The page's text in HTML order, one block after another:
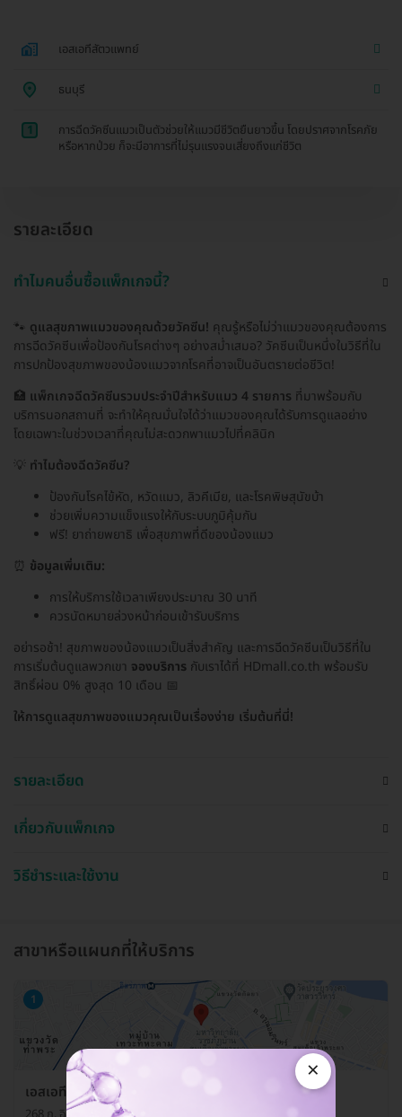
เอสเอทีสัตวแพทย์
ธนบุรี
1
การฉีดวัคซีนแมวเป็นตัวช่วยให้แมวมีชีวิตยืนยาวขึ้น โดยปราศจากโรคภัย
หรือหากป่วย ก็จะมีอาการที่ไม่รุนแรงจนเสี่ยงถึงแก่ชีวิต
รายละเอียด
ทำไมคนอื่นซื้อแพ็กเกจนี้?
🐾 ดูแลสุขภาพแมวของคุณด้วยวัคซีน! คุณรู้หรือไม่ว่าแมวของคุณต้องการ
การฉีดวัคซีนเพื่อป้องกันโรคต่างๆ อย่างสม่ำเสมอ? วัคซีนเป็นหนึ่งในวิธีที่ใน
การปกป้องสุขภาพของน้องแมวจากโรคที่อาจเป็นอันตรายต่อชีวิต!
🏥 แพ็กเกจฉีดวัคซีนรวมประจำปีสำหรับแมว 4 รายการ ที่มาพร้อมกับ
บริการนอกสถานที่ จะทำให้คุณมั่นใจได้ว่าแมวของคุณได้รับการดูแลอย่าง
โดยเฉพาะในช่วงเวลาที่คุณไม่สะดวกพาแมวไปที่คลินิก
💡 ทำไมต้องฉีดวัคซีน?
ป้องกันโรคไข้หัด, หวัดแมว, ลิวคีเมีย, และโรคพิษสุนัขบ้า
ช่วยเพิ่มความแข็งแรงให้กับระบบภูมิคุ้มกัน
ฟรี! ยาถ่ายพยาธิ เพื่อสุขภาพที่ดีของน้องแมว
⏰ ข้อมูลเพิ่มเติม:
การให้บริการใช้เวลาเพียงประมาณ 30 นาที
ควรนัดหมายล่วงหน้าก่อนเข้ารับบริการ
อย่ารอช้า! สุขภาพของน้องแมวเป็นสิ่งสำคัญ และการฉีดวัคซีนเป็นวิธีที่ใน
การเริ่มต้นดูแลพวกเขา จองบริการ กับเราได้ที่ HDmall.co.th พร้อมรับ
สิทธิ์ผ่อน 0% สูงสุด 10 เดือน 📅
ให้การดูแลสุขภาพของแมวคุณเป็นเรื่องง่าย เริ่มต้นที่นี่!
รายละเอียด
เกี่ยวกับแพ็กเกจ
วิธีชำระและใช้งาน
สาขาหรือแผนกที่ให้บริการ
1
เอสเอทีสัตวแพทย์
×